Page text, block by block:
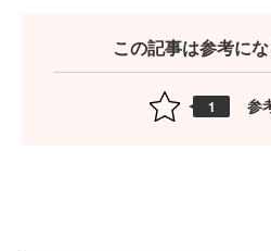
この記事は参考に
1 参